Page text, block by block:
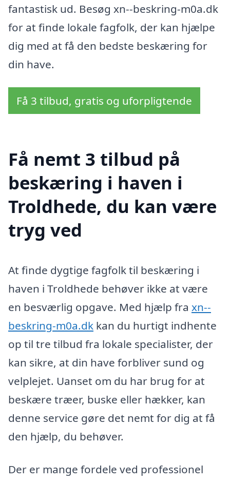
fantastisk ud. Besøg xn--beskring-m0a.dk
for at finde lokale fagfolk, der kan hjælpe
dig med at få den bedste beskæring for
din have.
Få 3 tilbud, gratis og uforpligtende
Få nemt 3 tilbud på
beskæring i haven i
Troldhede, du kan være
tryg ved
At finde dygtige fagfolk til beskæring i
haven i Troldhede behøver ikke at være
en besværlig opgave. Med hjælp fra xn--
beskring-m0a.dk kan du hurtigt indhente
op til tre tilbud fra lokale specialister, der
kan sikre, at din have forbliver sund og
velplejet. Uanset om du har brug for at
beskære træer, buske eller hækker, kan
denne service gøre det nemt for dig at få
den hjælp, du behøver.
Der er mange fordele ved professionel